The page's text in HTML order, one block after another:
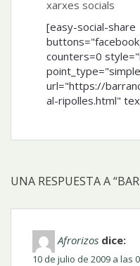
xarxes socials
[easy-social-share
counters=0
url="https://
al-ripolles.html"
UNA RESPUESTA A
Afrorizos dice:
10 de julio de 2009 a las